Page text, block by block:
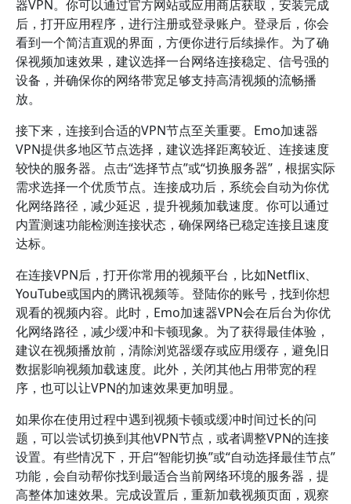
器VPN。你可以通过官方网站或应用商店获取，安装完成
后，打开应用程序，进行注册或登录账户。登录后，你会
看到一个简洁直观的界面，方便你进行后续操作。为了确
保视频加速效果，建议选择一台网络连接稳定、信号强的
设备，并确保你的网络带宽足够支持高清视频的流畅播
放。
接下来，连接到合适的VPN节点至关重要。Emo加速器
VPN提供多地区节点选择，建议选择距离较近、连接速度
较快的服务器。点击“选择节点”或“切换服务器”，根据实际
需求选择一个优质节点。连接成功后，系统会自动为你优
化网络路径，减少延迟，提升视频加载速度。你可以通过
内置测速功能检测连接状态，确保网络已稳定连接且速度
达标。
在连接VPN后，打开你常用的视频平台，比如Netflix、
YouTube或国内的腾讯视频等。登陆你的账号，找到你想
观看的视频内容。此时，Emo加速器VPN会在后台为你优
化网络路径，减少缓冲和卡顿现象。为了获得最佳体验，
建议在视频播放前，清除浏览器缓存或应用缓存，避免旧
数据影响视频加载速度。此外，关闭其他占用带宽的程
序，也可以让VPN的加速效果更加明显。
如果你在使用过程中遇到视频卡顿或缓冲时间过长的问
题，可以尝试切换到其他VPN节点，或者调整VPN的连接
设置。有些情况下，开启“智能切换”或“自动选择最佳节点”
功能，会自动帮你找到最适合当前网络环境的服务器，提
高整体加速效果。完成设置后，重新加载视频页面，观察